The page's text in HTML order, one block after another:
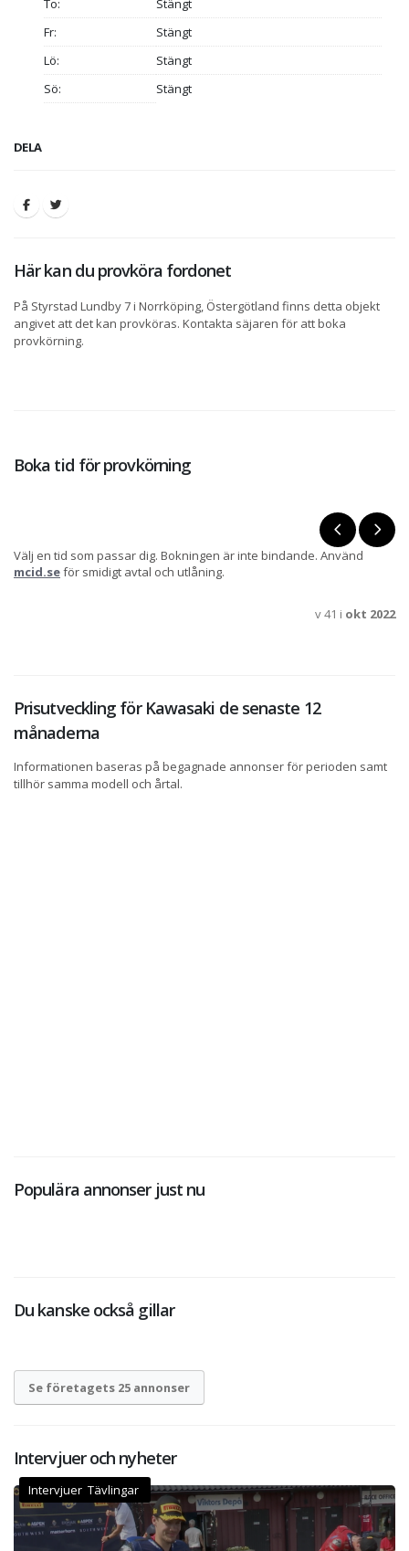
To:
Stängt
Fr:
Stängt
Lö:
Stängt
Sö:
Stängt
DELA
Här kan du provköra fordonet
På Styrstad Lundby 7 i Norrköping, Östergötland finns detta objekt
angivet att det kan provköras. Kontakta säjaren för att boka
provkörning.
Boka tid för provkörning
Välj en tid som passar dig. Bokningen är inte bindande. Använd
mcid.seför smidigt avtal och utlåning.
v 41 i okt 2022
Prisutveckling för Kawasaki de senaste 12
månaderna
Informationen baseras på begagnade annonser för perioden samt
tillhör samma modell och årtal.
Populära annonser just nu
Du kanske också gillar
Se företagets 25 annonser
Intervjuer och nyheter
Intervjuer Tävlingar